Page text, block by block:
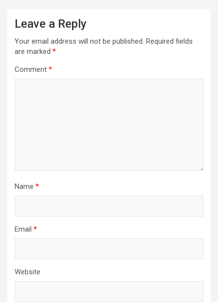
Leave a Reply
Your email address will not be published. Required fields
are marked *
Comment *
Name *
Email *
Website